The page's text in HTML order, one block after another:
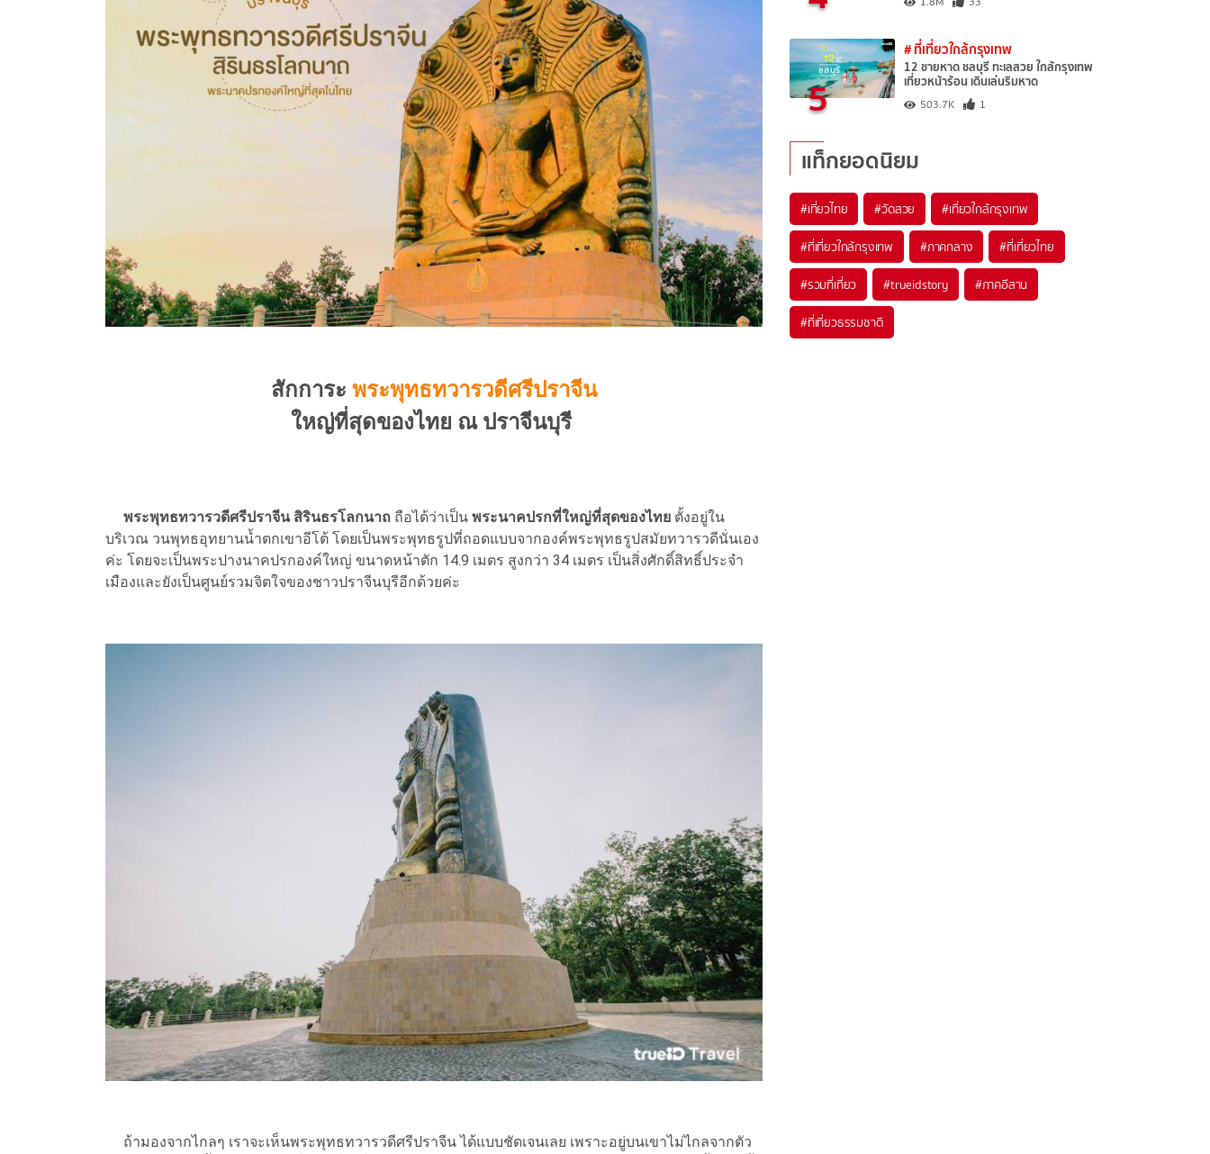
สักการะ พระพุทธทวารวดีศรีปราจีน
ใหญ่ที่สุดของไทย ณ ปราจีนบุรี
พระพุทธทวารวดีศรีปราจีน สิรินธรโลกนาถ ถือได้ว่าเป็น พระนาคปรกที่ใหญ่ที่สุดของไทย ตั้งอยู่ใน
บริเวณ วนพุทธอุทยานน้ำตกเขาอีโต้ โดยเป็นพระพุทธรูปที่ถอดแบบจากองค์พระพุทธรูปสมัยทวารวดีนั่นเอง
ค่ะ โดยจะเป็นพระปางนาคปรกองค์ใหญ่ ขนาดหน้าตัก 14.9 เมตร สูงกว่า 34 เมตร เป็นสิ่งศักดิ์สิทธิ์ประจำ
เมืองและยังเป็นศูนย์รวมจิตใจของชาวปราจีนบุรีอีกด้วยค่ะ
ถ้ามองจากไกลๆ เราจะเห็นพระพุทธทวารวดีศรีปราจีน ได้แบบชัดเจนเลย เพราะอยู่บนเขาไม่ไกลจากตัว
5
# ที่เที่ยวใกล้กรุงเทพ
12 ชายหาด ชลบุรี ทะเลสวย ใกล้กรุงเทพ
เที่ยวหน้าร้อน เดินเล่นริมหาด
503.7K 1
แท็กยอดนิยม
#เที่ยวไทย #วัดสวย #เที่ยวใกล้กรุงเทพ
#ที่เที่ยวใกล้กรุงเทพ #ภาคกลาง #ที่เที่ยวไทย
#รวมที่เที่ยว #trueidstory #ภาคอีสาน
#ที่เที่ยวธรรมชาติ